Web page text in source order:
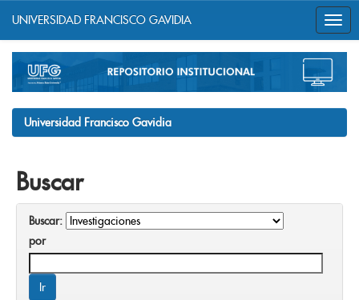
navigation
UNIVERSIDAD FRANCISCO GAVIDIA
Universidad Francisco Gavidia
Buscar
Buscar:
por